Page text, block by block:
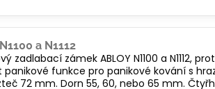
a N1112
zadlabací zámek ABLOY N1100 a N1112,
funkce pro panikové kování s
72 mm. Dorn 55, 60, nebo 65 mm.